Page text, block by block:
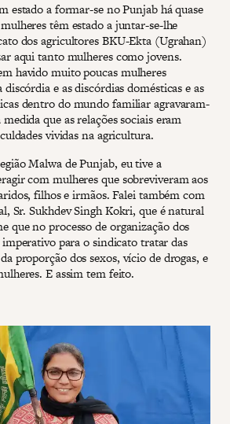
estado a formar-se no Punjab há quase
têm estado a juntar-se-lhe
dos agricultores BKU-Ekta (Ugrahan)
aqui tanto mulheres como jovens.
havido muito poucas mulheres
e as discórdias domésticas e as
dentro do mundo familiar agravaram-
que as relações sociais eram
vividas na agricultura.
Malwa de Punjab, eu tive a
com mulheres que sobreviveram aos
filhos e irmãos. Falei também com
Sr. Sukhdev Singh Kokri, que é natural
que no processo de organização dos
para o sindicato tratar das
proporção dos sexos, vício de drogas, e
E assim tem feito.